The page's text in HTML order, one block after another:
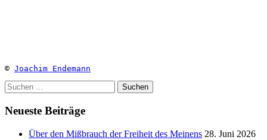
© Joachim Endemann
Suchen
nach:
Neueste Beiträge
Über den Mißbrauch der Freiheit des Meinens 28. Juni 2026